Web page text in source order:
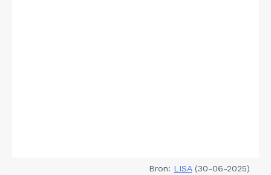
Bron: LISA(30-06-2025)